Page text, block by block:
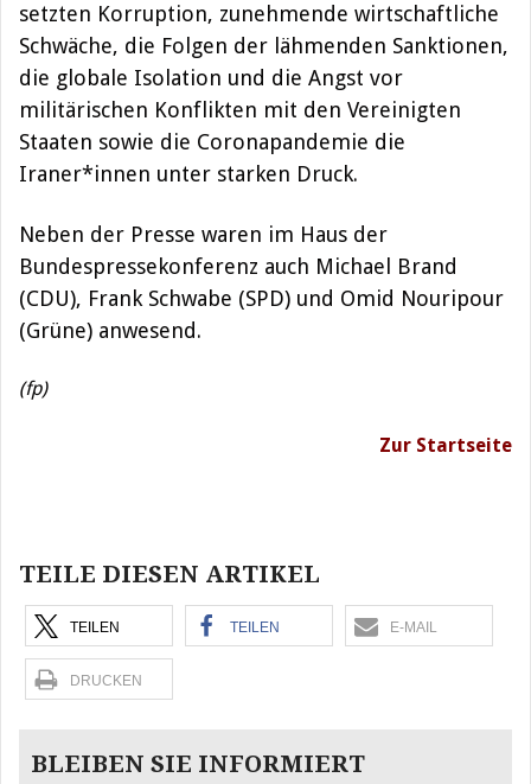
setzten Korruption, zunehmende wirtschaftliche
Schwäche, die Folgen der lähmenden Sanktionen,
die globale Isolation und die Angst vor
militärischen Konflikten mit den Vereinigten
Staaten sowie die Coronapandemie die
Iraner*innen unter starken Druck.
Neben der Presse waren im Haus der
Bundespressekonferenz auch Michael Brand
(CDU), Frank Schwabe (SPD) und Omid Nouripour
(Grüne) anwesend.
(fp)
Zur Startseite
TEILE DIESEN ARTIKEL
TEILEN TEILEN E-MAIL
DRUCKEN
BLEIBEN SIE INFORMIERT